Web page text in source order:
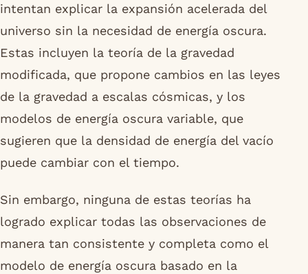
intentan explicar la expansión acelerada del
universo sin la necesidad de energía oscura.
Estas incluyen la teoría de la gravedad
modificada, que propone cambios en las leyes
de la gravedad a escalas cósmicas, y los
modelos de energía oscura variable, que
sugieren que la densidad de energía del vacío
puede cambiar con el tiempo.
Sin embargo, ninguna de estas teorías ha
logrado explicar todas las observaciones de
manera tan consistente y completa como el
modelo de energía oscura basado en la